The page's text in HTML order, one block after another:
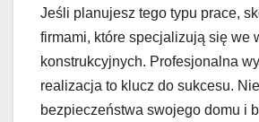
Jeśli planujesz tego typu prace,
firmami, które specjalizują się we
konstrukcyjnych. Profesjonalna
realizacja to klucz do sukcesu.
bezpieczeństwa swojego domu i